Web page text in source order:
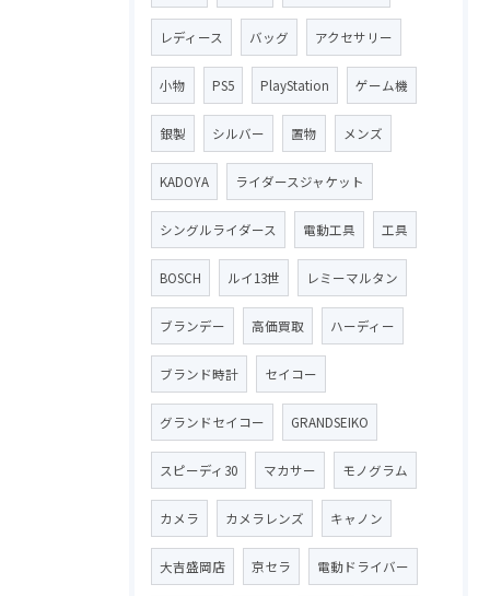
レディース バッグ アクセサリー
小物 PS5 PlayStation ゲーム機
銀製 シルバー 置物 メンズ
KADOYA ライダースジャケット
シングルライダース 電動工具 工具
BOSCH ルイ13世 レミーマルタン
ブランデー 高価買取 ハーディー
ブランド時計 セイコー
グランドセイコー GRANDSEIKO
スピーディ30 マカサー モノグラム
カメラ カメラレンズ キャノン
大吉盛岡店 京セラ 電動ドライバー